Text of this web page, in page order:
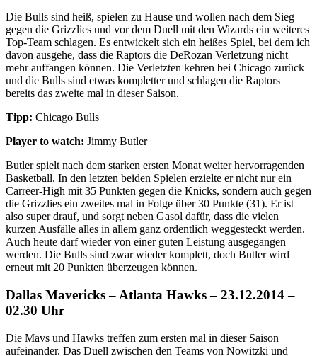
Die Bulls sind heiß, spielen zu Hause und wollen nach dem Sieg
gegen die Grizzlies und vor dem Duell mit den Wizards ein weiteres
Top-Team schlagen. Es entwickelt sich ein heißes Spiel, bei dem ich
davon ausgehe, dass die Raptors die DeRozan Verletzung nicht
mehr auffangen können. Die Verletzten kehren bei Chicago zurück
und die Bulls sind etwas kompletter und schlagen die Raptors
bereits das zweite mal in dieser Saison.
Tipp: Chicago Bulls
Player to watch: Jimmy Butler
Butler spielt nach dem starken ersten Monat weiter hervorragenden
Basketball. In den letzten beiden Spielen erzielte er nicht nur ein
Carreer-High mit 35 Punkten gegen die Knicks, sondern auch gegen
die Grizzlies ein zweites mal in Folge über 30 Punkte (31). Er ist
also super drauf, und sorgt neben Gasol dafür, dass die vielen
kurzen Ausfälle alles in allem ganz ordentlich weggesteckt werden.
Auch heute darf wieder von einer guten Leistung ausgegangen
werden. Die Bulls sind zwar wieder komplett, doch Butler wird
erneut mit 20 Punkten überzeugen können.
Dallas Mavericks – Atlanta Hawks – 23.12.2014 –
02.30 Uhr
Die Mavs und Hawks treffen zum ersten mal in dieser Saison
aufeinander. Das Duell zwischen den Teams von Nowitzki und